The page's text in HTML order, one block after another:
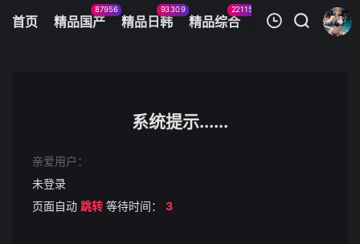
首页 精品国产
87956
精品日韩
93309
精品综合
22115
火辣美图 今日
清空
系统提示......
亲爱用户：
未登录
页面自动 跳转 等待时间： 3